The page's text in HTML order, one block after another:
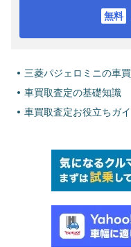
三菱パジェロミニの車
車買取査定の基礎知識
車買取査定お役立ちガ